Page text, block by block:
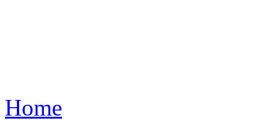
Home